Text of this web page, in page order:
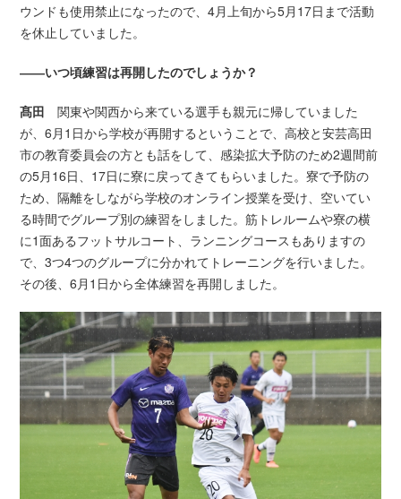
ウンドも使用禁止になったので、4月上旬から5月17日まで活動
を休止していました。
――いつ頃練習は再開したのでしょうか？
髙田 関東や関西から来ている選手も親元に帰していました
が、6月1日から学校が再開するということで、高校と安芸高田
市の教育委員会の方とも話をして、感染拡大予防のため2週間前
の5月16日、17日に寮に戻ってきてもらいました。寮で予防の
ため、隔離をしながら学校のオンライン授業を受け、空いてい
る時間でグループ別の練習をしました。筋トレルームや寮の横
に1面あるフットサルコート、ランニングコースもありますの
で、3つ4つのグループに分かれてトレーニングを行いました。
その後、6月1日から全体練習を再開しました。